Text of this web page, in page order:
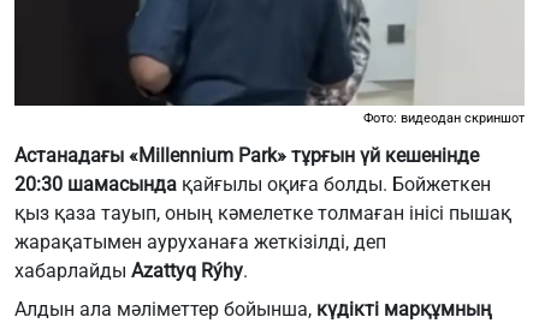
Фото: видеодан скриншот
Астанадағы «Millennium Park» тұрғын үй кешенінде
20:30 шамасында қайғылы оқиға болды. Бойжеткен
қыз қаза тауып, оның кәмелетке толмаған інісі пышақ
жарақатымен ауруханаға жеткізілді, деп
хабарлайды Azattyq Rýhy.
Алдын ала мәліметтер бойынша, күдікті марқұмның